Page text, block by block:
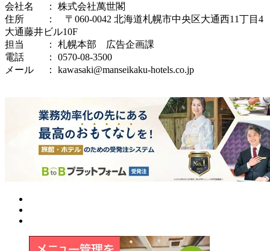
会社名 ： 株式会社萬世閣
住所 ： 〒060-0042 北海道札幌市中央区大通西11丁目4
大通藤井ビル10F
担当 ： 札幌本部 広告企画課
電話 ： 0570-08-3500
メール ： kawasaki@manseikaku-hotels.co.jp